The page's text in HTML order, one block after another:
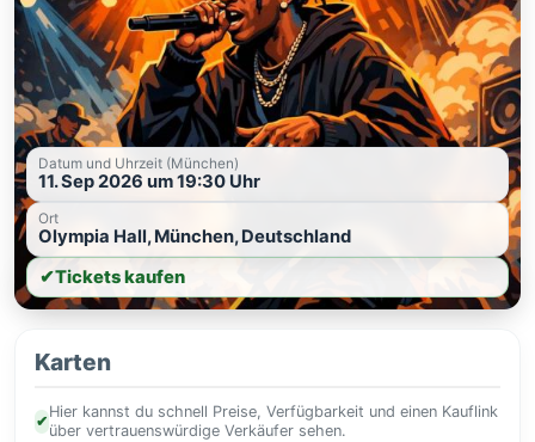
Datum und Uhrzeit (München)
11. Sep 2026 um 19:30 Uhr
Ort
Olympia Hall, München, Deutschland
✔Tickets kaufen
Karten
✔
Hier kannst du schnell Preise, Verfügbarkeit und einen Kauflink
über vertrauenswürdige Verkäufer sehen.